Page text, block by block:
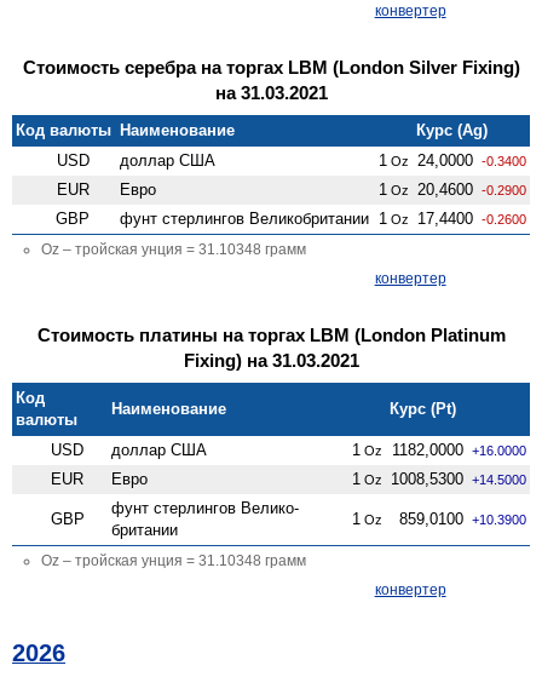
конвертер
Стоимость серебра на торгах LBM (London Silver Fixing)
на 31.03.2021
Код валюты Наименование
Курс (Ag)
USD
доллар США 1 Oz 24,0000 -0.3400
EUR Евро 1 Oz 20,4600 -0.2900
GBP фунт стерлингов Велико­британии 1 Oz 17,4400 -0.2600
Oz – тройская унция = 31.10348 грамм
конвертер
Стоимость платины на торгах LBM (London Platinum
Fixing) на 31.03.2021
Код
валюты
Наименование Курс (Pt)
USD доллар США 1 Oz 1182,0000 +16.0000
EUR Евро 1 Oz 1008,5300 +14.5000
GBP
фунт стерлингов Велико­
британии
1 Oz 859,0100 +10.3900
Oz – тройская унция = 31.10348 грамм
конвертер
2026